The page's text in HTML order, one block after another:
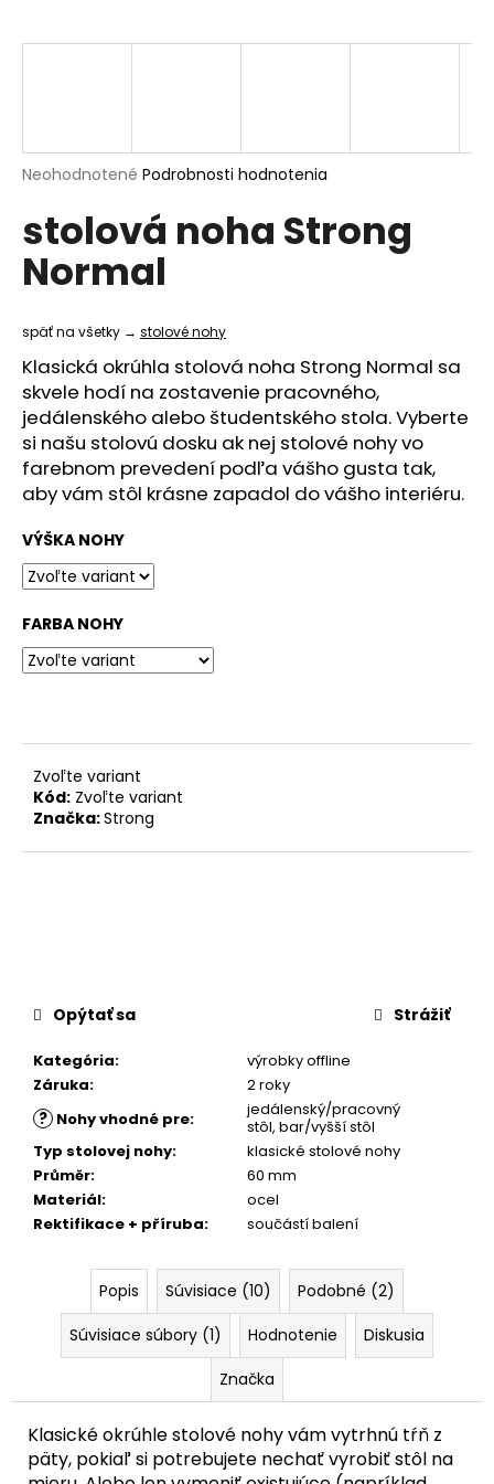
Priemerné
produktu
je
0,0
hviezdičiek.
Neohodnotené Podrobnosti hodnotenia
stolová noha Strong
Normal
späť na všetky → stolové nohy
Klasická okrúhla stolová noha Strong Normal sa
skvele hodí na zostavenie pracovného,
jedálenského alebo študentského stola. Vyberte
si našu stolovú dosku ak nej stolové nohy vo
farebnom prevedení podľa vášho gusta tak,
aby vám stôl krásne zapadol do vášho interiéru.
VÝŠKA NOHY
FARBA NOHY
Zvoľte variant
Kód: Zvoľte variant
Značka:Strong
Kategória:
výrobky offline
Záruka: 2 roky
? Nohy vhodné pre:
jedálenský/pracovný
stôl, bar/vyšší stôl
Typ stolovej nohy:
klasické stolové nohy
Průměr:
60 mm
Materiál:
ocel
Rektifikace + příruba: součástí balení
Opýtať sa Strážiť
Popis Súvisiace (10)
Podobné (2)
Súvisiace súbory (1)
Hodnotenie
Diskusia
Značka
Klasické okrúhle stolové nohy vám vytrhnú tŕň z
päty, pokiaľ si potrebujete nechať vyrobiť stôl na
j
?
O
d
p
o
r
ú
č
m
e
STOLOVÁ
DOSKA
HALIFAX
€